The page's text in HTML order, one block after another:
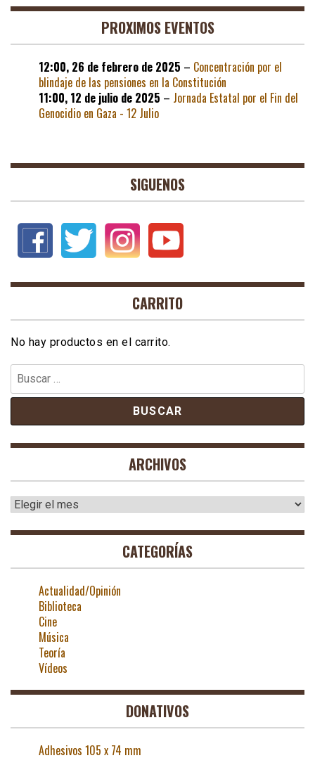
PROXIMOS EVENTOS
12:00, 26 de febrero de 2025 – Concentración por el
blindaje de las pensiones en la Constitución
11:00, 12 de julio de 2025 – Jornada Estatal por el Fin del
Genocidio en Gaza - 12 Julio
SIGUENOS
CARRITO
No hay productos en el carrito.
Buscar:
ARCHIVOS
Archivos
CATEGORÍAS
Actualidad/Opinión
Biblioteca
Cine
Música
Teoría
Vídeos
DONATIVOS
Adhesivos 105 x 74 mm